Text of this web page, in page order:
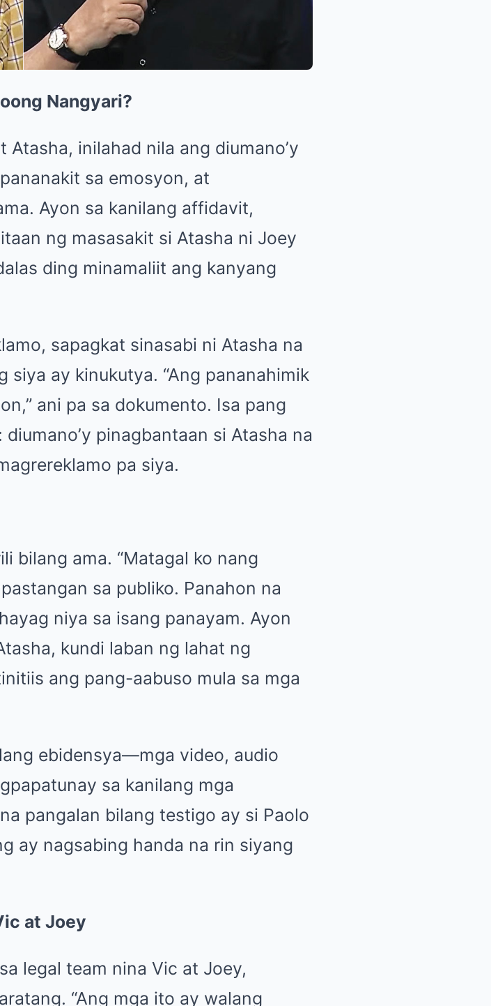
Nangyari?
inilahad nila ang diumano’y
sa emosyon, at
Ayon sa kanilang affidavit,
ng masasakit si Atasha ni Joey
ding minamaliit ang kanyang
sapagkat sinasabi ni Atasha na
ay kinukutya. “Ang pananahimik
ani pa sa dokumento. Isa pang
pinagbantaan si Atasha na
pa siya.
bilang ama. “Matagal ko nang
sa publiko. Panahon na
niya sa isang panayam. Ayon
kundi laban ng lahat ng
ang pang-aabuso mula sa mga
ebidensya—mga video, audio
sa kanilang mga
pangalan bilang testigo ay si Paolo
ay nagsabing handa na rin siyang
at Joey
legal team nina Vic at Joey,
“Ang mga ito ay walang